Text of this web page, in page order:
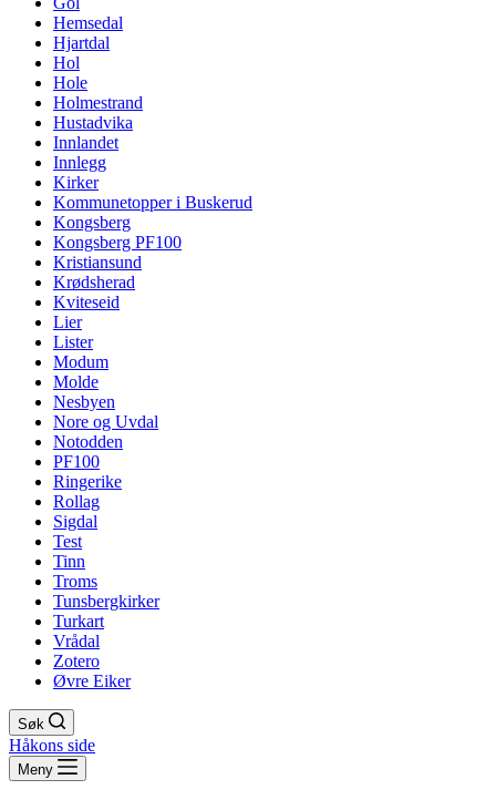
Hemsedal
Hjartdal
Hol
Hole
Holmestrand
Hustadvika
Innlandet
Innlegg
Kirker
Kommunetopper i Buskerud
Kongsberg
Kongsberg PF100
Kristiansund
Krødsherad
Kviteseid
Lier
Lister
Modum
Molde
Nesbyen
Nore og Uvdal
Notodden
PF100
Ringerike
Rollag
Sigdal
Test
Tinn
Troms
Tunsbergkirker
Turkart
Vrådal
Zotero
Øvre Eiker
Søk
Håkons side
Meny